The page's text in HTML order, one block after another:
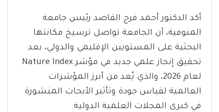
أكد الدكتور أحمد فرج القاصد رئيس جامعة
المنوفية، أن الجامعة تواصل ترسيخ مكانتها
البحثية على المستويين الإقليمي والدولي، بعد
تحقيق إنجاز علمي جديد في مؤشر Nature Index
لعام 2026، والذي يُعد من أبرز المؤشرات
العالمية لقياس جودة وتأثير الأبحاث المنشورة
في كبرى المجلات العلمية الدولية.